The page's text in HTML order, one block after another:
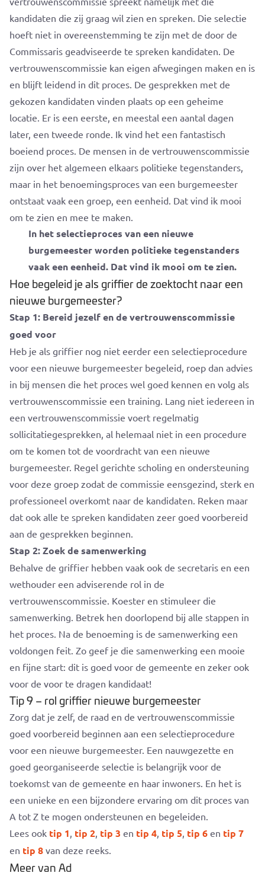
kandidaten die zij graag wil zien en spreken. Die selectie
hoeft niet in overeenstemming te zijn met de door de
Commissaris geadviseerde te spreken kandidaten. De
vertrouwenscommissie kan eigen afwegingen maken en is
en blijft leidend in dit proces. De gesprekken met de
gekozen kandidaten vinden plaats op een geheime
locatie. Er is een eerste, en meestal een aantal dagen
later, een tweede ronde. Ik vind het een fantastisch
boeiend proces. De mensen in de vertrouwenscommissie
zijn over het algemeen elkaars politieke tegenstanders,
maar in het benoemingsproces van een burgemeester
ontstaat vaak een groep, een eenheid. Dat vind ik mooi
om te zien en mee te maken.
In het selectieproces van een nieuwe
burgemeester worden politieke tegenstanders
vaak een eenheid. Dat vind ik mooi om te zien.
Hoe begeleid je als griffier de zoektocht naar een
nieuwe burgemeester?
Stap 1: Bereid jezelf en de vertrouwenscommissie
goed voor
Heb je als griffier nog niet eerder een selectieprocedure
voor een nieuwe burgemeester begeleid, roep dan advies
in bij mensen die het proces wel goed kennen en volg als
vertrouwenscommissie een training. Lang niet iedereen in
een vertrouwenscommissie voert regelmatig
sollicitatiegesprekken, al helemaal niet in een procedure
om te komen tot de voordracht van een nieuwe
burgemeester. Regel gerichte scholing en ondersteuning
voor deze groep zodat de commissie eensgezind, sterk en
professioneel overkomt naar de kandidaten. Reken maar
dat ook alle te spreken kandidaten zeer goed voorbereid
aan de gesprekken beginnen.
Stap 2: Zoek de samenwerking
Behalve de griffier hebben vaak ook de secretaris en een
wethouder een adviserende rol in de
vertrouwenscommissie. Koester en stimuleer die
samenwerking. Betrek hen doorlopend bij alle stappen in
het proces. Na de benoeming is de samenwerking een
voldongen feit. Zo geef je die samenwerking een mooie
en fijne start: dit is goed voor de gemeente en zeker ook
voor de voor te dragen kandidaat!
Tip 9 – rol griffier nieuwe burgemeester
Zorg dat je zelf, de raad en de vertrouwenscommissie
goed voorbereid beginnen aan een selectieprocedure
voor een nieuwe burgemeester. Een nauwgezette en
goed georganiseerde selectie is belangrijk voor de
toekomst van de gemeente en haar inwoners. En het is
een unieke en een bijzondere ervaring om dit proces van
A tot Z te mogen ondersteunen en begeleiden.
Lees ook tip 1, tip 2, tip 3 en tip 4, tip 5, tip 6 en tip 7
en tip 8 van deze reeks.
Meer van Ad